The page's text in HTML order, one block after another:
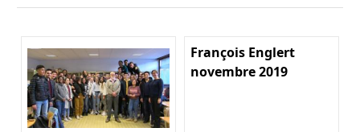
François Englert
novembre 2019